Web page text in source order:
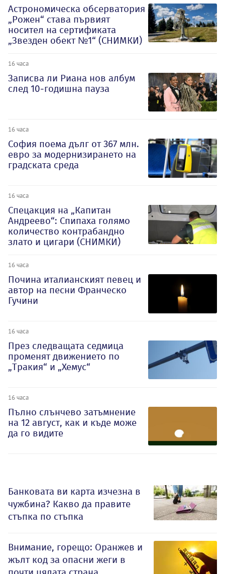
Астрономическа обсерватория
„Рожен“ става първият
носител на сертификата
„Звезден обект №1“ (СНИМКИ)
16 часа
Записва ли Риана нов албум
след 10-годишна пауза
16 часа
София поема дълг от 367 млн.
евро за модернизирането на
градската среда
16 часа
Спецакция на „Капитан
Андреево“: Спипаха голямо
количество контрабандно
злато и цигари (СНИМКИ)
16 часа
Почина италианският певец и
автор на песни Франческо
Гучини
16 часа
През следващата седмица
променят движението по
„Тракия“ и „Хемус“
16 часа
Пълно слънчево затъмнение
на 12 август, как и къде може
да го видите
Банковата ви карта изчезна в
чужбина? Какво да правите
стъпка по стъпка
Внимание, горещо: Оранжев и
жълт код за опасни жеги в